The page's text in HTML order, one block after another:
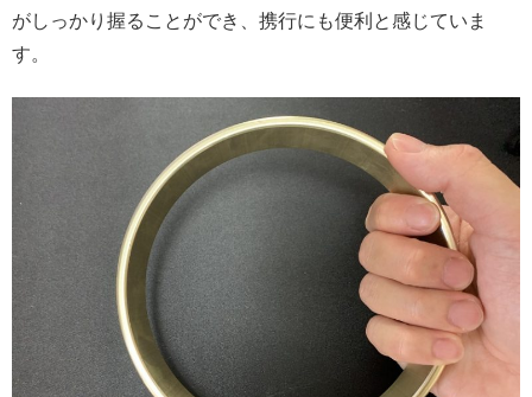
がしっかり握ることができ、携行にも便利と感じていま
す。